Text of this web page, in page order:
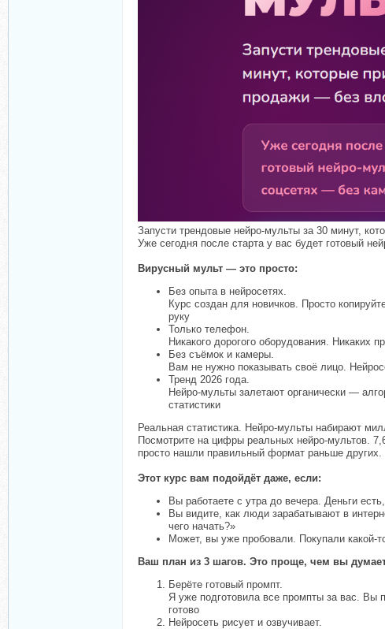
Запусти трендовые нейро-мульты за 30 минут,
Уже сегодня после старта у вас будет готовый
Вирусный мульт — это просто:
Без опыта в нейросетях.
Курс создан для новичков. Просто
руку
Только телефон.
Никакого дорогого оборудования.
Без съёмок и камеры.
Вам не нужно показывать своё лицо.
Тренд 2026 года.
Нейро-мульты залетают органически —
статистики
Реальная статистика. Нейро-мульты набирают
Посмотрите на цифры реальных нейро-мультов.
просто нашли правильный формат раньше других.
Этот курс вам подойдёт даже, если:
Вы работаете с утра до вечера. Деньги
Вы видите, как люди зарабатывают в
чего начать?»
Может, вы уже пробовали. Покупали какой-
Ваш план из 3 шагов. Это проще, чем вы
Берёте готовый промпт.
Я уже подготовила все промпты за вас. Вы
готово
Нейросеть рисует и озвучивает.